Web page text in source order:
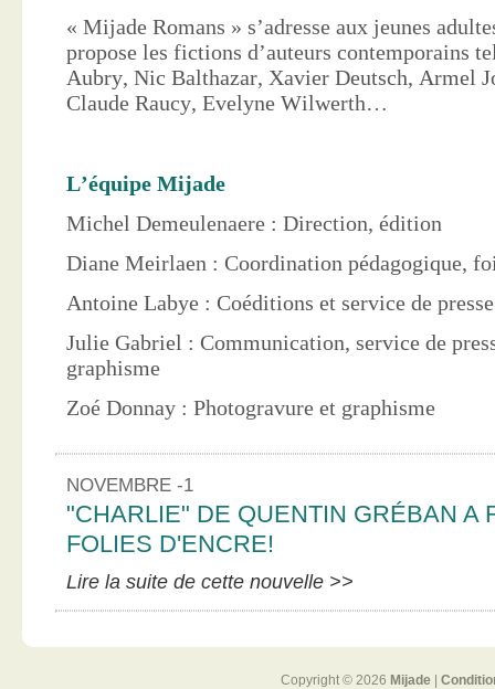
« Mijade Romans » s’adresse aux jeunes
propose les fictions d’auteurs contemporains
Aubry, Nic Balthazar, Xavier Deutsch, Armel
Claude Raucy, Evelyne Wilwerth…
L’équipe Mijade
Michel Demeulenaere : Direction, édition
Diane Meirlaen : Coordination pédagogique,
Antoine Labye : Coéditions et service de
Julie Gabriel : Communication, service de
graphisme
Zoé Donnay : Photogravure et graphisme
NOVEMBRE -1
"CHARLIE" DE QUENTIN GRÉBAN A
FOLIES D'ENCRE!
Lire la suite de cette nouvelle >>
Copyright © 2026 Mijade|